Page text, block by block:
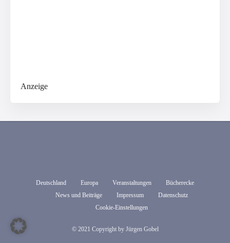
Anzeige
Deutschland Europa Veranstaltungen
Bücherecke
News und Beiträge
Impressum
Datenschutz
Cookie-Einstellungen
© 2021 Copyright by Jürgen Gobel